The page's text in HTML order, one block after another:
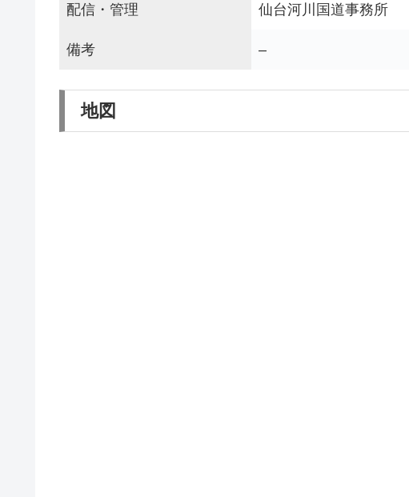
配信・管理 仙台河川国道事務所
備考 –
地図